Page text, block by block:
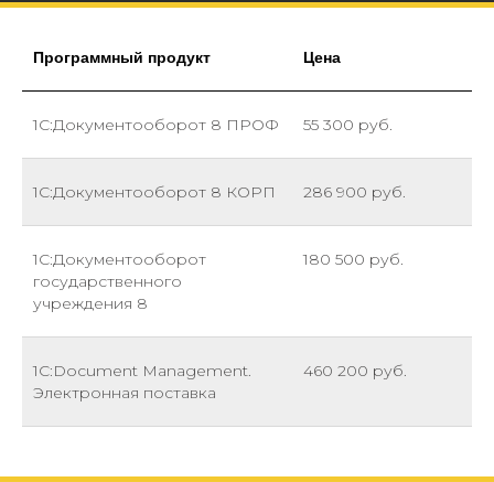
Программный продукт Цена
1С:Документооборот 8 ПРОФ 55 300 руб.
1С:Документооборот 8 КОРП 286 900 руб.
1С:Документооборот
государственного
учреждения 8
180 500 руб.
1С:Document Management.
Электронная поставка
460 200 руб.
Аутсорсинг программистов
Команды сертифицированных
Быстро вникнем в ваши задачи и
1С Зарплата и Управление
Узнать подробнее
Сделаем кадровые процессы
эффективнее с многофункциональной